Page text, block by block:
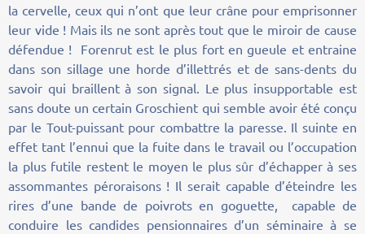
la cervelle, ceux qui n’ont que leur crâne pour emprisonner
leur vide ! Mais ils ne sont après tout que le miroir de cause
défendue ! Forenrut est le plus fort en gueule et entraine
dans son sillage une horde d’illettrés et de sans-dents du
savoir qui braillent à son signal. Le plus insupportable est
sans doute un certain Groschient qui semble avoir été conçu
par le Tout-puissant pour combattre la paresse. Il suinte en
effet tant l’ennui que la fuite dans le travail ou l’occupation
la plus futile restent le moyen le plus sûr d’échapper à ses
assommantes péroraisons ! Il serait capable d’éteindre les
rires d’une bande de poivrots en goguette, capable de
conduire les candides pensionnaires d’un séminaire à se